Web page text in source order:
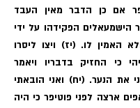
אם כן הדבר מאין העבד
הישמעאלים הפקידהו על ידי
האמין לו. (יז) ויצו ליסרו
כי החזיק בדבריו ויאמר
את הנער. (יח) ואני הובאתי
ארצה לפני פוטיפר כי היה